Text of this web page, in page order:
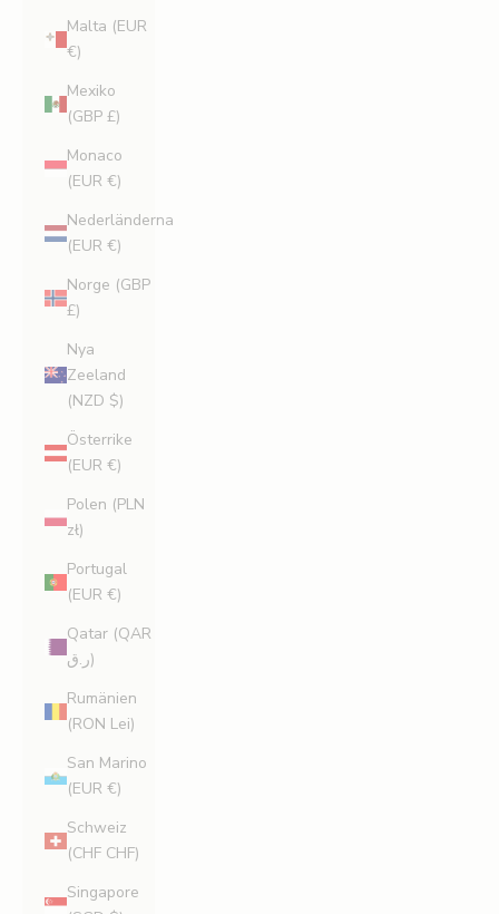
Malta (EUR
€)
Mexiko
(GBP £)
Monaco
(EUR €)
Nederländerna
(EUR €)
Norge (GBP
£)
Nya
Zeeland
(NZD $)
Österrike
(EUR €)
Polen (PLN
zł)
Portugal
(EUR €)
Qatar (QAR
ر.ق)
Rumänien
(RON Lei)
San Marino
(EUR €)
Schweiz
(CHF CHF)
Singapore